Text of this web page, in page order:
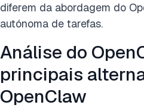
diferem da abordagem do
autónoma de tarefas.
Análise do
principais
OpenClaw